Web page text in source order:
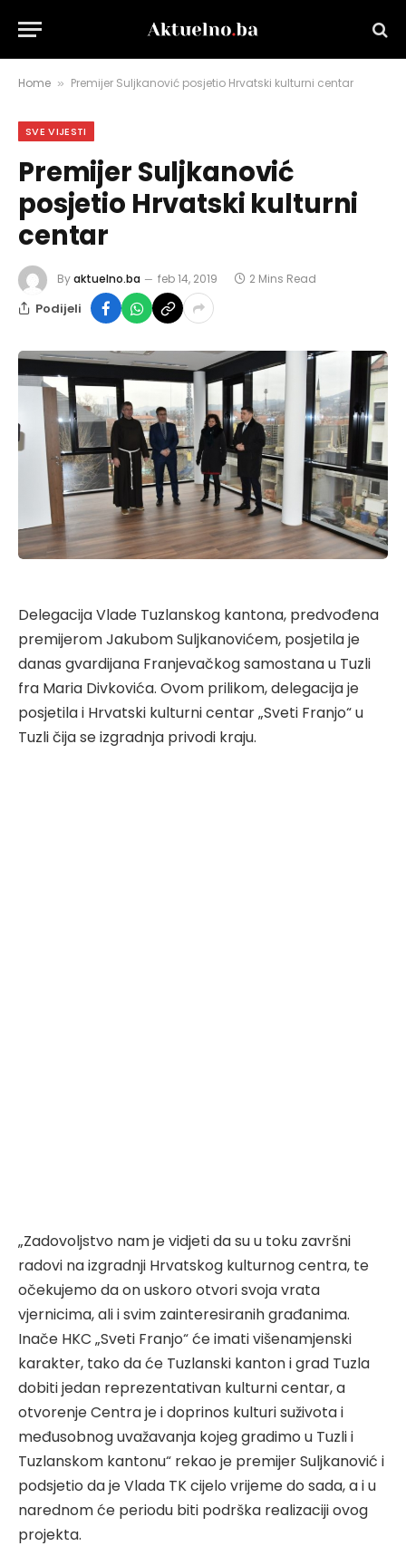
Home » Premijer Suljkanović posjetio Hrvatski kulturni centar
SVE VIJESTI
Premijer Suljkanović
posjetio Hrvatski kulturni
centar
Byaktuelno.ba feb 14, 2019 2 Mins Read
Podijeli
Delegacija Vlade Tuzlanskog kantona, predvođena
premijerom Jakubom Suljkanovićem, posjetila je
danas gvardijana Franjevačkog samostana u Tuzli
fra Maria Divkovića. Ovom prilikom, delegacija je
posjetila i Hrvatski kulturni centar „Sveti Franjo“ u
Tuzli čija se izgradnja privodi kraju.
„Zadovoljstvo nam je vidjeti da su u toku završni
radovi na izgradnji Hrvatskog kulturnog centra, te
očekujemo da on uskoro otvori svoja vrata
vjernicima, ali i svim zainteresiranih građanima.
Inače HKC „Sveti Franjo“ će imati višenamjenski
karakter, tako da će Tuzlanski kanton i grad Tuzla
dobiti jedan reprezentativan kulturni centar, a
otvorenje Centra je i doprinos kulturi suživota i
međusobnog uvažavanja kojeg gradimo u Tuzli i
Tuzlanskom kantonu“ rekao je premijer Suljkanović i
podsjetio da je Vlada TK cijelo vrijeme do sada, a i u
narednom će periodu biti podrška realizaciji ovog
projekta.